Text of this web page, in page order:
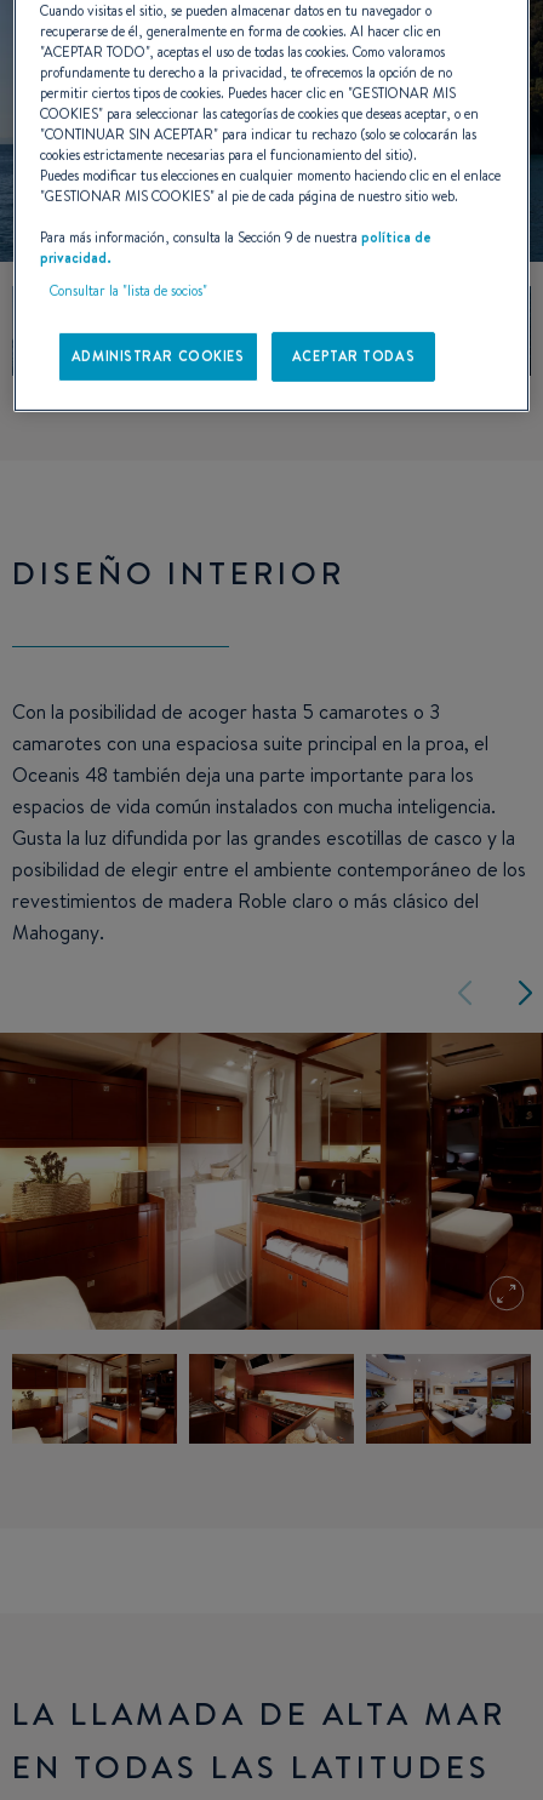
DISEÑO INTERIOR
Con la posibilidad de acoger hasta 5 camarotes o 3
camarotes con una espaciosa suite principal en la proa, el
Oceanis 48 también deja una parte importante para los
espacios de vida común instalados con mucha inteligencia.
Gusta la luz difundida por las grandes escotillas de casco y la
posibilidad de elegir entre el ambiente contemporáneo de los
revestimientos de madera Roble claro o más clásico del
Mahogany.
LA LLAMADA DE ALTA MAR
EN TODAS LAS LATITUDES
Cuando visitas el sitio, se pueden almacenar datos en tu navegador o
recuperarse de él, generalmente en forma de cookies. Al hacer clic en
"ACEPTAR TODO", aceptas el uso de todas las cookies. Como valoramos
profundamente tu derecho a la privacidad, te ofrecemos la opción de no
permitir ciertos tipos de cookies. Puedes hacer clic en "GESTIONAR MIS
COOKIES" para seleccionar las categorías de cookies que deseas aceptar, o en
"CONTINUAR SIN ACEPTAR" para indicar tu rechazo (solo se colocarán las
cookies estrictamente necesarias para el funcionamiento del sitio).
Puedes modificar tus elecciones en cualquier momento haciendo clic en el enlace
"GESTIONAR MIS COOKIES" al pie de cada página de nuestro sitio web.
Para más información, consulta la Sección 9 de nuestrapolítica de
privacidad.
Consultar la "lista de socios"
ADMINISTRAR COOKIES ACEPTAR TODAS